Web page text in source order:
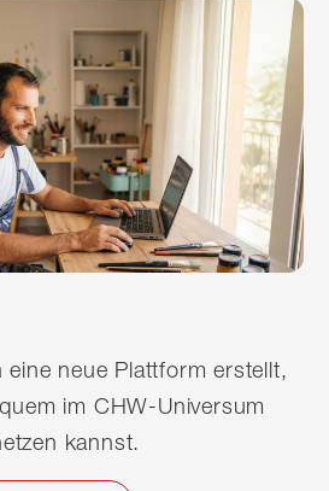
neue Plattform erstellt,
im CHW-Universum
kannst.